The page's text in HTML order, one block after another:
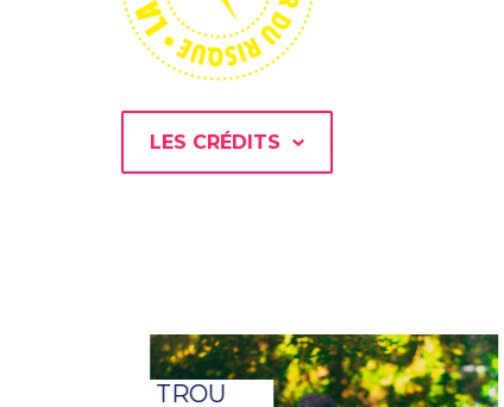
LES CRÉDITS
TROU